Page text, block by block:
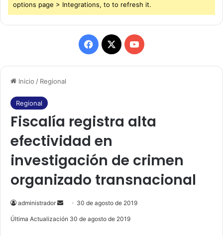
Inicio / Regional
Regional
Fiscalía registra alta
efectividad en
investigación de crimen
organizado transnacional
administrador
e
30 de agosto de 2019
Última Actualización 30 de agosto de 2019
options page > Integrations, to to refresh it.
F
a
b
o
o
k
X
Y
o
u
e